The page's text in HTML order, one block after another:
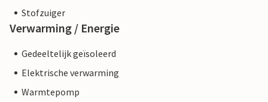
Stofzuiger
Verwarming / Energie
Gedeeltelijk geïsoleerd
Elektrische verwarming
Warmtepomp